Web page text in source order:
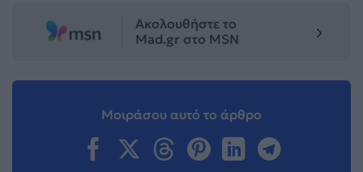
Ακολουθήστε το
Mad.gr στο MSN
Μοιράσου αυτό το άρθρο